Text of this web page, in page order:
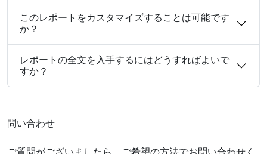
このレポートをカスタマイズすることは可能です
か？
レポートの全文を入手するにはどうすればよいで
すか？
問い合わせ